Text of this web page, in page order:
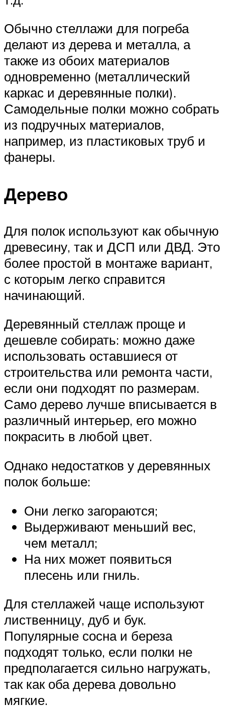
Обычно стеллажи для погреба
делают из дерева и металла, а
также из обоих материалов
одновременно (металлический
каркас и деревянные полки).
Самодельные полки можно собрать
из подручных материалов,
например, из пластиковых труб и
фанеры.
Дерево
Для полок используют как обычную
древесину, так и ДСП или ДВД. Это
более простой в монтаже вариант,
с которым легко справится
начинающий.
Деревянный стеллаж проще и
дешевле собирать: можно даже
использовать оставшиеся от
строительства или ремонта части,
если они подходят по размерам.
Само дерево лучше вписывается в
различный интерьер, его можно
покрасить в любой цвет.
Однако недостатков у деревянных
полок больше:
Они легко загораются;
Выдерживают меньший вес,
чем металл;
На них может появиться
плесень или гниль.
Для стеллажей чаще используют
лиственницу, дуб и бук.
Популярные сосна и береза
подходят только, если полки не
предполагается сильно нагружать,
так как оба дерева довольно
мягкие.